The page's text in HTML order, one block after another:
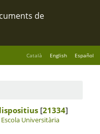
Català English Español
[21334]
Escola Universitària